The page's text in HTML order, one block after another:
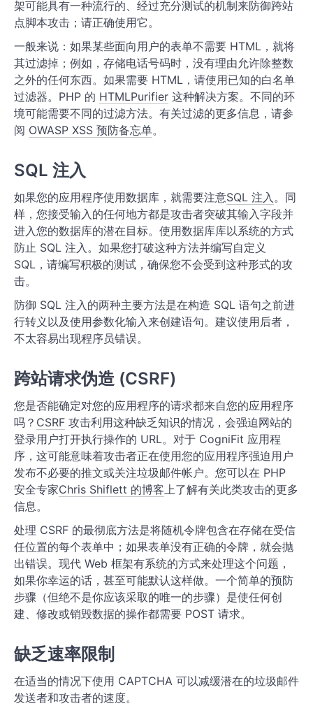
架可能具有一种流行的、经过充分测试的机制来防御跨站
点脚本攻击；请正确使用它。
一般来说：如果某些面向用户的表单不需要 HTML，就将
其过滤掉；例如，存储电话号码时，没有理由允许除整数
之外的任何东西。如果需要 HTML，请使用已知的白名单
过滤器。PHP 的 HTMLPurifier 这种解决方案。不同的环
境可能需要不同的过滤方法。有关过滤的更多信息，请参
阅 OWASP XSS 预防备忘单。
SQL 注入
如果您的应用程序使用数据库，就需要注意SQL 注入。同
样，您接受输入的任何地方都是攻击者突破其输入字段并
进入您的数据库的潜在目标。使用数据库库以系统的方式
防止 SQL 注入。如果您打破这种方法并编写自定义
SQL，请编写积极的测试，确保您不会受到这种形式的攻
击。
防御 SQL 注入的两种主要方法是在构造 SQL 语句之前进
行转义以及使用参数化输入来创建语句。建议使用后者，
不太容易出现程序员错误。
跨站请求伪造 (CSRF)
您是否能确定对您的应用程序的请求都来自您的应用程序
吗？ CSRF 攻击利用这种缺乏知识的情况，会强迫网站的
登录用户打开执行操作的 URL。对于 CogniFit 应用程
序，这可能意味着攻击者正在使用您的应用程序强迫用户
发布不必要的推文或关注垃圾邮件帐户。您可以在 PHP
安全专家Chris Shiflett 的博客上了解有关此类攻击的更多
信息。
处理 CSRF 的最彻底方法是将随机令牌包含在存储在受信
任位置的每个表单中；如果表单没有正确的令牌，就会抛
出错误。现代 Web 框架有系统的方式来处理这个问题，
如果你幸运的话，甚至可能默认这样做。一个简单的预防
步骤（但绝不是你应该采取的唯一的步骤）是使任何创
建、修改或销毁数据的操作都需要 POST 请求。
缺乏速率限制
在适当的情况下使用 CAPTCHA 可以减缓潜在的垃圾邮件
发送者和攻击者的速度。